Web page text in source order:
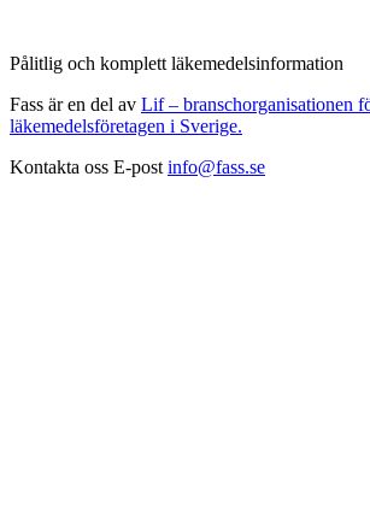
Pålitlig och komplett läkemedelsinformation
Fass är en del av Lif – branschorganisationen
läkemedelsföretagen i Sverige.
Kontakta oss E-post info@fass.se